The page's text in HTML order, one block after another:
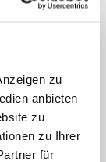
zu
anbieten
zu
zu Ihrer
für